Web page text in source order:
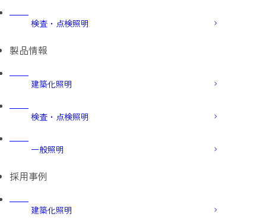
検査・点検照明
製品情報
建築化照明
検査・点検照明
一般照明
採用事例
建築化照明